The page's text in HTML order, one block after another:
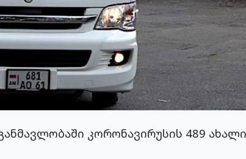
კორონავირუსის 489